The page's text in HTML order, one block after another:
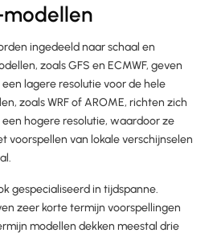
modellen
ingedeeld naar schaal en
zoals GFS en ECMWF, geven
lagere resolutie voor de hele
zoals WRF of AROME, richten zich
hogere resolutie, waardoor ze
voorspellen van lokale verschijnselen
gespecialiseerd in tijdspanne.
zeer korte termijn voorspellingen
modellen dekken meestal drie